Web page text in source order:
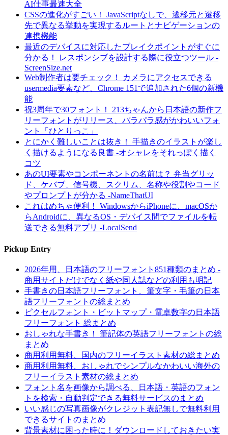
AI仕事最速大全
CSSの進化がすごい！ JavaScriptなしで、遷移元と遷移
先で異なる挙動を実現するルートとナビゲーションの
連携機能
最近のデバイスに対応したブレイクポイントがすぐに
分かる！ レスポンシブを設計する際に役立つツール -
ScreenSize.net
Web制作者は要チェック！ カメラにアクセスできる
usermedia要素など、Chrome 151で追加された6個の新機
能
祝3周年で30フォント！ 213ちゃんから日本語の新作フ
リーフォントがリリース、パラパラ感がかわいいフォ
ント「ひとりっこ」
とにかく難しいことは抜き！ 手描きのイラストが楽し
く描けるようになる良書 -オシャレをそれっぽく描く
コツ
あのUI要素やコンポーネントの名前は？ 弁当グリッ
ド、ケバブ、信号機、スクリム、名称や役割やコード
やプロンプトが分かる -NameThatUI
これはめちゃ便利！ WindowsからiPhoneに、macOSか
らAndroidに、異なるOS・デバイス間でファイルを転
送できる無料アプリ -LocalSend
Pickup Entry
2026年用、日本語のフリーフォント851種類のまとめ -
商用サイトだけでなく紙や同人誌などの利用も明記
手書きの日本語フリーフォント、筆文字・毛筆の日本
語フリーフォントの総まとめ
ピクセルフォント・ビットマップ・電卓数字の日本語
フリーフォント 総まとめ
おしゃれな手書き！ 筆記体の英語フリーフォントの総
まとめ
商用利用無料、国内のフリーイラスト素材の総まとめ
商用利用無料、おしゃれでシンプルなかわいい海外の
フリーイラスト素材の総まとめ
フォント名を画像から調べる、日本語・英語のフォン
トを検索・自動判定できる無料サービスのまとめ
いい感じの写真画像がクレジット表記無しで無料利用
できるサイトのまとめ
背景素材に困った時に！ダウンロードしておきたい実